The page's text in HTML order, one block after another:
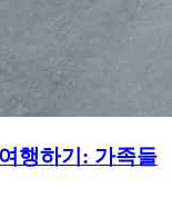
행하기: 가족들